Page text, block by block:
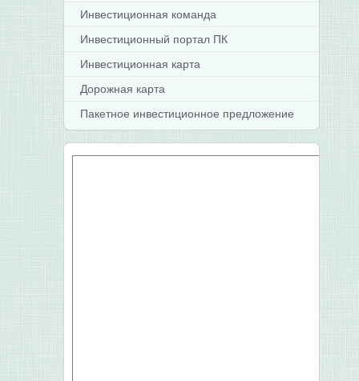
Инвестиционная команда
Инвестиционный портал ПК
Инвестиционная карта
Дорожная карта
Пакетное инвестиционное предложение